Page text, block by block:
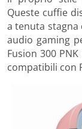
Queste cuffie
a tenuta stagna
audio gaming
Fusion 300
compatibili con